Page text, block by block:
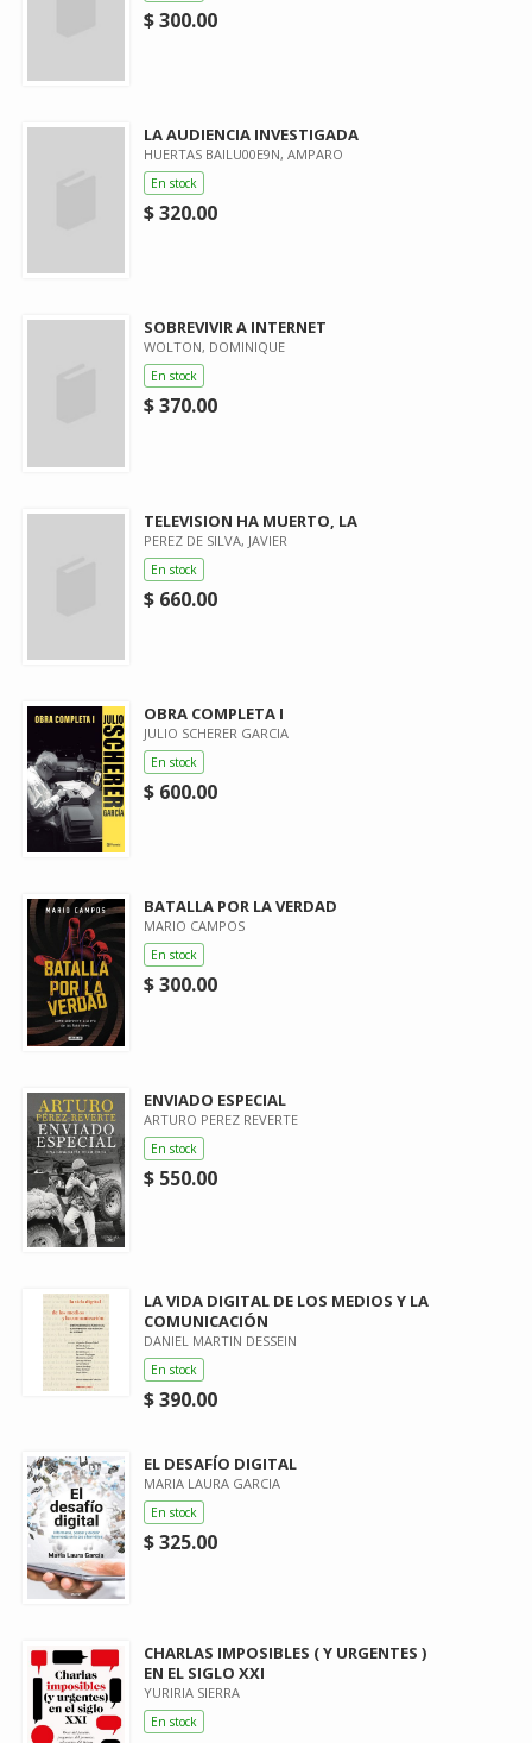
$ 300.00
LA AUDIENCIA INVESTIGADA
HUERTAS BAILU00E9N, AMPARO
En stock
$ 320.00
SOBREVIVIR A INTERNET
WOLTON, DOMINIQUE
En stock
$ 370.00
TELEVISION HA MUERTO, LA
PEREZ DE SILVA, JAVIER
En stock
$ 660.00
OBRA COMPLETA I
JULIO SCHERER GARCIA
En stock
$ 600.00
BATALLA POR LA VERDAD
MARIO CAMPOS
En stock
$ 300.00
ENVIADO ESPECIAL
ARTURO PEREZ REVERTE
En stock
$ 550.00
LA VIDA DIGITAL DE LOS MEDIOS Y LA
COMUNICACIÓN
DANIEL MARTIN DESSEIN
En stock
$ 390.00
EL DESAFÍO DIGITAL
MARIA LAURA GARCIA
En stock
$ 325.00
CHARLAS IMPOSIBLES ( Y URGENTES )
EN EL SIGLO XXI
YURIRIA SIERRA
En stock